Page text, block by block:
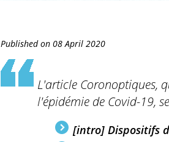
Published on 08 April 2020
L'article Coronoptiques,
l'épidémie de Covid-19,
[intro] Dispositifs